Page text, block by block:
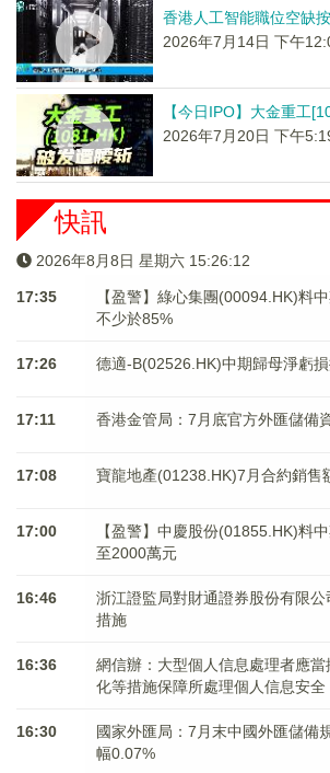
香港人工智能職位空缺
2026年7月14日 下午
【今日IPO】大金重工
2026年7月20日 下午
快訊
2026年8月8日 星期六 15:26:12
17:35
【盈警】綠心集團(00094.HK)料
不少於85%
17:26 德適-B(02526.HK)中期歸母淨虧
17:11 香港金管局：7月底官方外匯儲備
17:08 寶龍地產(01238.HK)7月合約銷售
17:00
【盈警】中慶股份(01855.HK)料
至2000萬元
16:46
浙江證監局對財通證券股份有限
措施
16:36
網信辦：大型個人信息處理者應
化等措施保障所處理個人信息安全
16:30
國家外匯局：7月末中國外匯儲備
幅0.07%